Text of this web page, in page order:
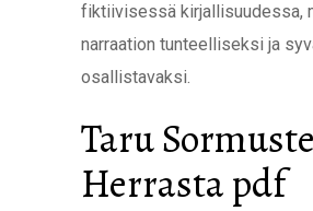
fiktiivisessä kirjallisuudessa,
narraation tunteelliseksi ja
osallistavaksi.
Taru
Herrasta pdf